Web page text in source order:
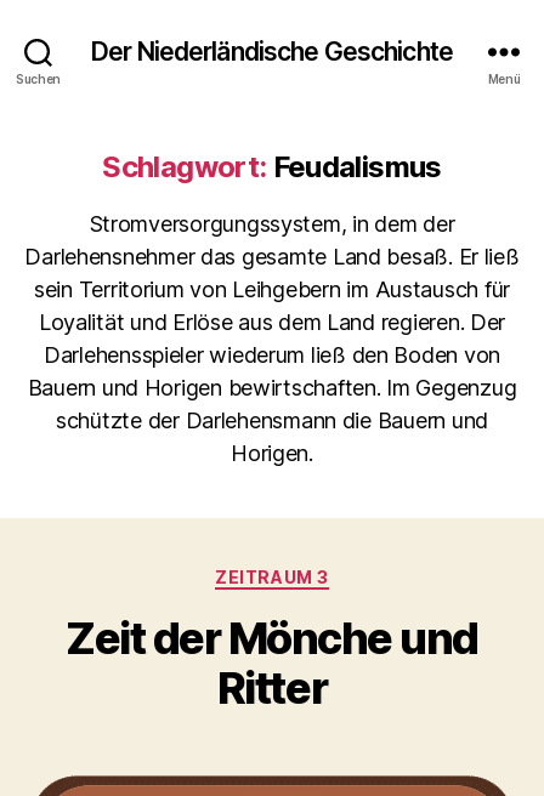
Suchen
Der Niederländische Geschichte
Menü
Schlagwort: Feudalismus
Stromversorgungssystem, in dem der
Darlehensnehmer das gesamte Land besaß. Er ließ
sein Territorium von Leihgebern im Austausch für
Loyalität und Erlöse aus dem Land regieren. Der
Darlehensspieler wiederum ließ den Boden von
Bauern und Horigen bewirtschaften. Im Gegenzug
schützte der Darlehensmann die Bauern und
Horigen.
Kategorien
ZEITRAUM 3
Zeit der Mönche und
Ritter